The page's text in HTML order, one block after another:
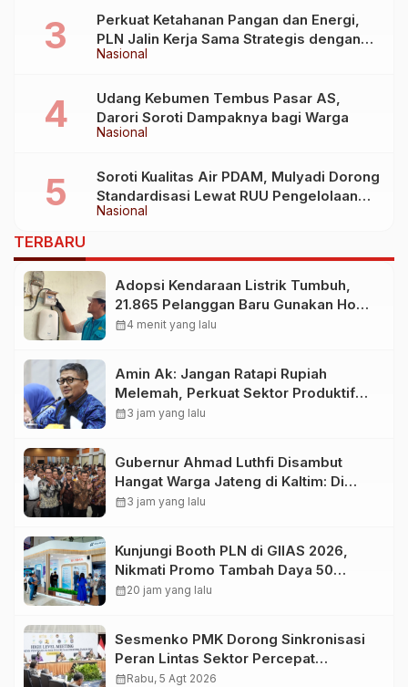
Nasional
Perkuat Ketahanan Pangan dan Energi,
PLN Jalin Kerja Sama Strategis dengan
Kementerian Kelautan dan Perikanan
Nasional
Udang Kebumen Tembus Pasar AS,
Darori Soroti Dampaknya bagi Warga
Nasional
Soroti Kualitas Air PDAM, Mulyadi Dorong
Standardisasi Lewat RUU Pengelolaan
Air Minum
TERBARU
Adopsi Kendaraan Listrik Tumbuh,
21.865 Pelanggan Baru Gunakan Home
Charging Services PLN pada
calendar_month4 menit yang lalu
Amin Ak: Jangan Ratapi Rupiah
Melemah, Perkuat Sektor Produktif
Negara
calendar_month3 jam yang lalu
Gubernur Ahmad Luthfi Disambut
Hangat Warga Jateng di Kaltim: Di
Mana Bumi Dipijak, Di Situ Langit
calendar_month3 jam yang lalu
Kunjungi Booth PLN di GIIAS 2026,
Nikmati Promo Tambah Daya 50
Persen
calendar_month20 jam yang lalu
Sesmenko PMK Dorong Sinkronisasi
Peran Lintas Sektor Percepat
Penurunan Stunting
calendar_monthRabu, 5 Agt 2026